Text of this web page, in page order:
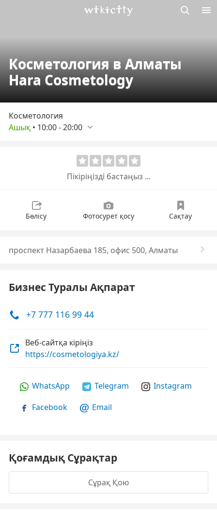
Косметология в Алматы
Hara Cosmetology
Косметология
Ашық • 10:00-20:00
Пікіріңізді бастаңыз ...
Бөлісу Фотосурет қосу Сақтау
проспект Назарбаева 185, офис 500, Алматы
Бизнес Туралы Ақпарат
+7 777 116 99 44
Веб-сайтқа кіріңіз
https://cosmetologiya.kz/
WhatsApp Telegram
Instagram
Facebook
Email
Қоғамдық Сұрақтар
Сұрақ Қою